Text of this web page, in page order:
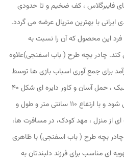
فایبرگلاس ، کف ضخیم و تا حدودی
با بهترین متریال عرضه می گردد.
این محصول که آن را نسبت به
کند. چادر بچه طرح ( باب اسفنجی)علاوه
برای جمع آوری اسباب بازی ها توسط
والدین است. این محصول با وزن سبک ، حمل آسان و کاور دایره ای شکل 40
سانتی متری به راحتی باز و بسته می شود و با ارتفاع 110 سانتی متر و طول و
گوشه ای از منزل ، مهد کودک، در مسافرت ها،
بچه طرح ( باب اسفنجی) با ظاهری
ای مناسب برای فرزند دلبندتان به